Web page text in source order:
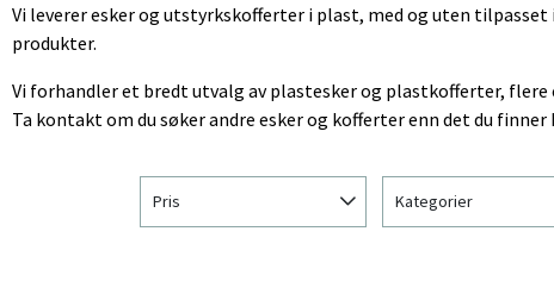
Vi leverer esker og utstyrkskofferter i plast, med og uten
produkter.
Vi forhandler et bredt utvalg av plastesker og plastkofferter, flere
Ta kontakt om du søker andre esker og kofferter enn det du finner
Pris Kategorier